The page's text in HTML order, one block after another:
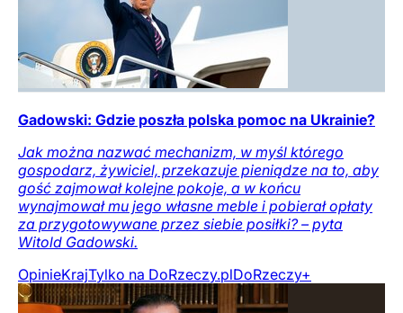
Gadowski: Gdzie poszła polska pomoc na Ukrainie?
Jak można nazwać mechanizm, w myśl którego
gospodarz, żywiciel, przekazuje pieniądze na to, aby
gość zajmował kolejne pokoje, a w końcu
wynajmował mu jego własne meble i pobierał opłaty
za przygotowywane przez siebie posiłki? – pyta
Witold Gadowski.
OpinieKrajTylko na DoRzeczy.plDoRzeczy+